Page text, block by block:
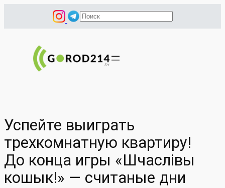
П
с
Успейте выиграть
трехкомнатную квартиру!
До конца игры «Шчаслiвы
кошык!» — считаные дни